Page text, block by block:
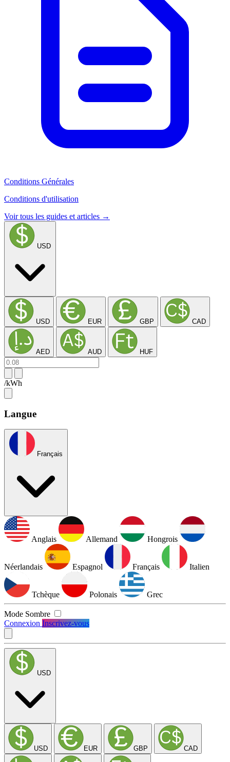
Conditions Générales
Conditions d'utilisation
Voir tous les guides et articles →
USD
USD EUR GBP CAD
AED AUD HUF
/kWh
Langue
Français
Anglais Allemand Hongrois
Néerlandais Espagnol Français Italien
Tchèque Polonais Grec
Mode Sombre
Connexion Inscrivez-vous
USD
USD EUR GBP CAD